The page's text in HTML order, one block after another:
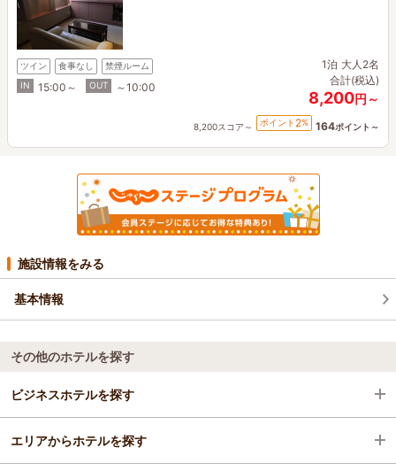
ツイン 食事なし
禁煙ルーム
IN
15:00～ OUT ～10:00
1泊 大人2名
合計(税込)
8,200円～
8,200スコア～ ポイント 2% 164ポイント～
施設情報をみる
基本情報
その他のホテルを探す
ビジネスホテルを探す
福島県
エリアからホテルを探す